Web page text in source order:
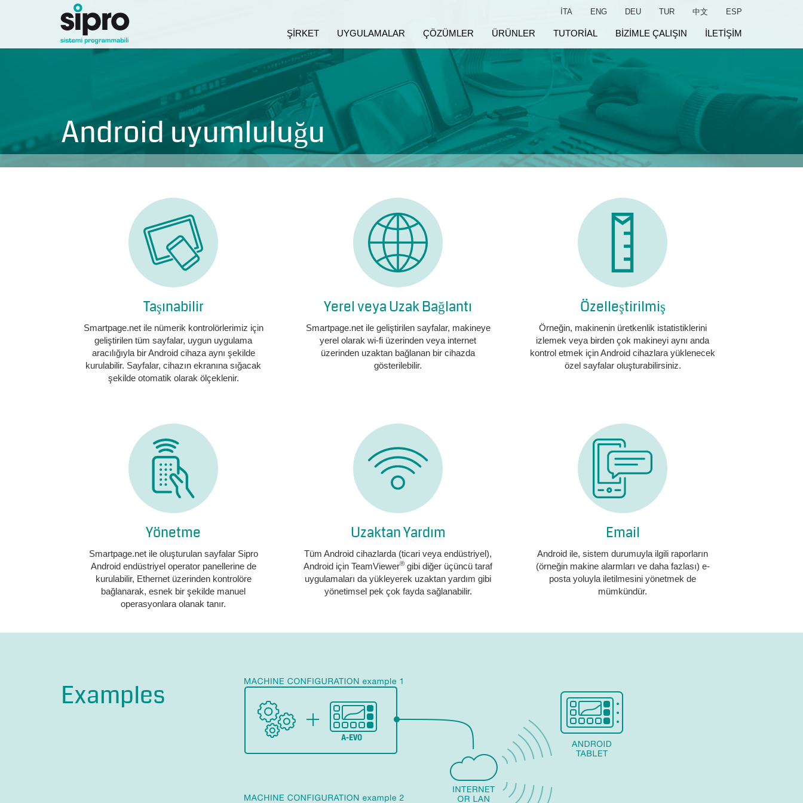
Android uyumluluğu
ŞIRKET UYGULAMALAR ÇÖZÜMLER ÜRÜNLER TUTORIAL BIZIMLE ÇALIŞIN ILETIŞIM
ITA ENG DEU TUR 中文 ESP
Taşınabilir
Smartpage.net ile nümerik kontrolörlerimiz için
geliştirilen tüm sayfalar, uygun uygulama
aracılığıyla bir Android cihaza aynı şekilde
kurulabilir. Sayfalar, cihazın ekranına sığacak
şekilde otomatik olarak ölçeklenir.
Yerel veya Uzak Bağlantı
Smartpage.net ile geliştirilen sayfalar, makineye
yerel olarak wi-fi üzerinden veya internet
üzerinden uzaktan bağlanan bir cihazda
gösterilebilir.
Özelleştirilmiş
Örneğin, makinenin üretkenlik istatistiklerini
izlemek veya birden çok makineyi aynı anda
kontrol etmek için Android cihazlara yüklenecek
özel sayfalar oluşturabilirsiniz.
Yönetme
Smartpage.net ile oluşturulan sayfalar Sipro
Android endüstriyel operator panellerine de
kurulabilir, Ethernet üzerinden kontrolöre
bağlanarak, esnek bir şekilde manuel
operasyonlara olanak tanır.
Uzaktan Yardım
Tüm Android cihazlarda (ticari veya endüstriyel),
Android için TeamViewer® gibi diğer üçüncü taraf
uygulamaları da yükleyerek uzaktan yardım gibi
yönetimsel pek çok fayda sağlanabilir.
Email
Android ile, sistem durumuyla ilgili raporların
(örneğin makine alarmları ve daha fazlası) e-
posta yoluyla iletilmesini yönetmek de
mümkündür.
Examples